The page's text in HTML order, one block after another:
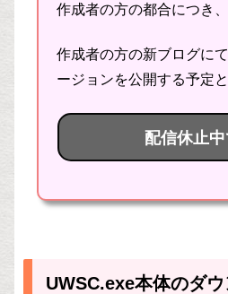
ポイントサイト「げん玉
施します。
・モリモリ選手権のプレ
・5ポイントクリックの
・5ポイントクリックペー
ント
★」のところを、
作成者の方の都合につき
作成者の方の新ブログに
ージョンを公開する予定
配信休止
UWSC.exe本体のダ